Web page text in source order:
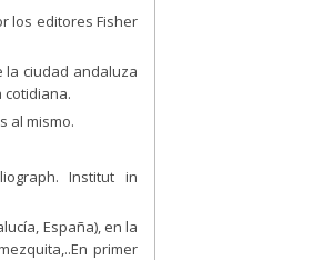
los editores Fisher
la ciudad andaluza
cotidiana.
al mismo.
Institut in
España), en la
primer